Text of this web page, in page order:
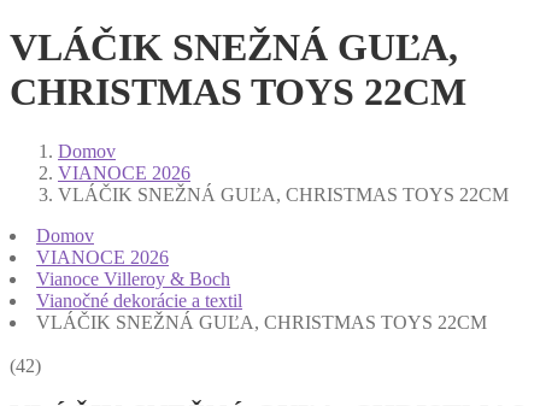
VLÁČIK SNEŽNÁ GUĽA,
CHRISTMAS TOYS 22CM
Domov
VIANOCE 2026
VLÁČIK SNEŽNÁ GUĽA, CHRISTMAS TOYS 22CM
Domov
VIANOCE 2026
Vianoce Villeroy & Boch
Vianočné dekorácie a textil
VLÁČIK SNEŽNÁ GUĽA, CHRISTMAS TOYS 22CM
(42)